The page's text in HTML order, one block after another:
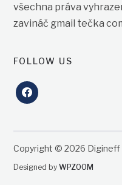
všechna práva
zavináč gmail tečka
FOLLOW US
facebook
Copyright © 2026 Digineff
Designed byWPZOOM